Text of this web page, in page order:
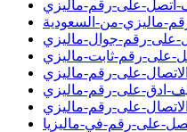
اتصل-على-رقم-ماليزي
ماليزي-من-السعودية
على-رقم-جوال-ماليزي
على-رقم-ثابت-ماليزي
الاتصال-على-رقم-ماليزي
ادق-على-رقم-ماليزي
على-رقم-ماليزي
على-رقم-في-ماليزيا